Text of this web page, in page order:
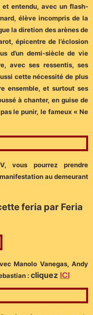
et entendu, avec un flash-
élève incompris de la
la diretion des arènes de
épicentre de l’éclosion
d’un demi-siècle de vie
avec ses ressentis, ses
cette nécessité de plus
ensemble, et surtout ses
à chanter, en guise de
le punir, le fameux « Ne
vous pourrez prendre
au demeurant
feria par Feria
Manolo Vanegas, Andy
: cliquez ICI